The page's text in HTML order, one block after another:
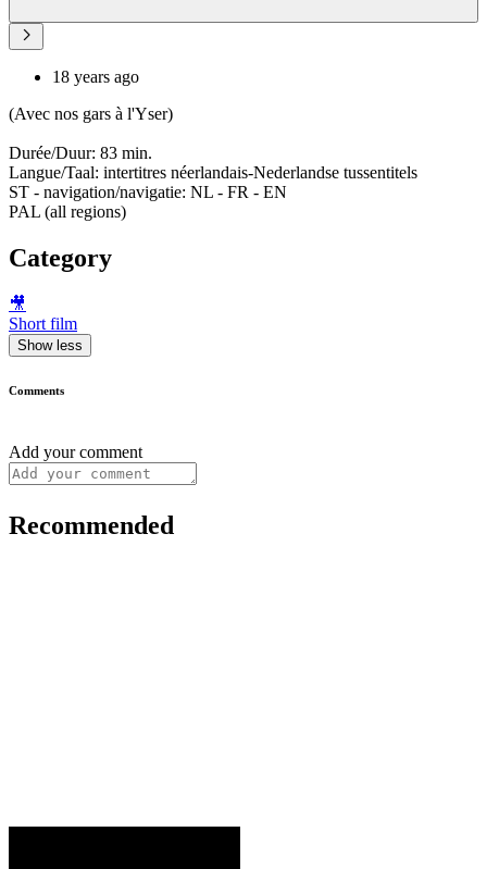
18 years ago
(Avec nos gars à l'Yser)
Durée/Duur: 83 min.
Langue/Taal: intertitres néerlandais-Nederlandse tussentitels
ST - navigation/navigatie: NL - FR - EN
PAL (all regions)
Category
🎥
Short film
Show less
Comments
Add your comment
Recommended